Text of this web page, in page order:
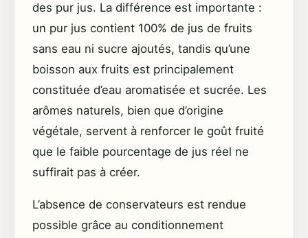
des pur jus. La différence est importante :
un pur jus contient 100% de jus de fruits
sans eau ni sucre ajoutés, tandis qu’une
boisson aux fruits est principalement
constituée d’eau aromatisée et sucrée. Les
arômes naturels, bien que d’origine
végétale, servent à renforcer le goût fruité
que le faible pourcentage de jus réel ne
suffirait pas à créer.
L’absence de conservateurs est rendue
possible grâce au conditionnement